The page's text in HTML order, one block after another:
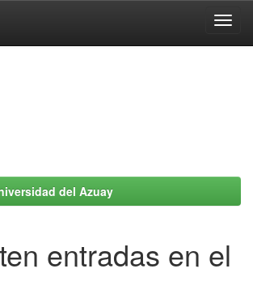
del Azuay
entradas en el